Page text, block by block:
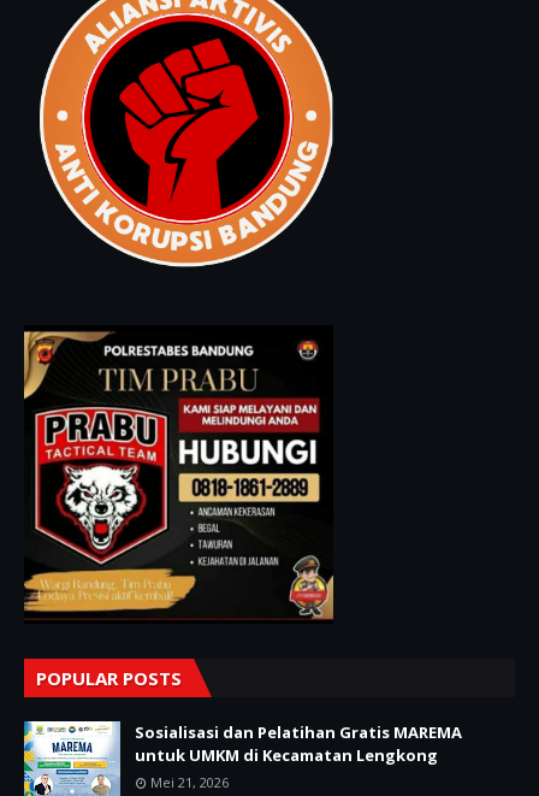
POPULAR POSTS
Sosialisasi dan Pelatihan Gratis MAREMA
untuk UMKM di Kecamatan Lengkong
Mei 21, 2026